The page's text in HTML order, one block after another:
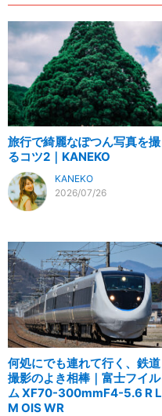
旅行で綺麗なぽつん写真を撮
るコツ2｜KANEKO
KANEKO
2026/07/26
何処にでも連れて行く、鉄道
撮影のよき相棒｜富士フイル
ム XF70-300mmF4-5.6 R L
M OIS WR